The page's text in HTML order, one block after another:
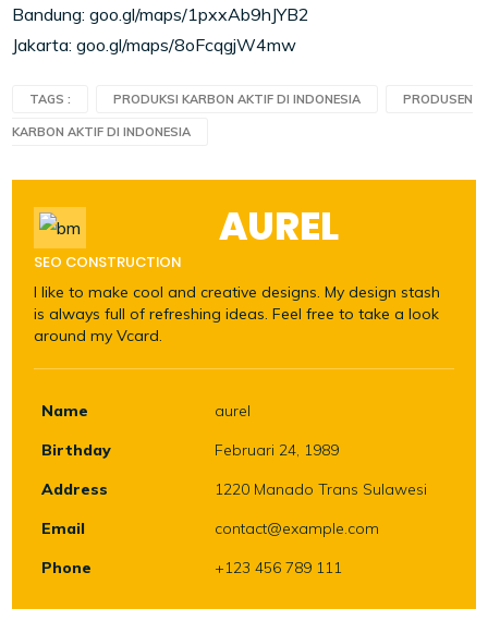
Bandung: goo.gl/maps/1pxxAb9hJYB2
Jakarta: goo.gl/maps/8oFcqgjW4mw
TAGS : PRODUKSI KARBON AKTIF DI INDONESIA PRODUSEN
KARBON AKTIF DI INDONESIA
AUREL
SEO CONSTRUCTION
I like to make cool and creative designs. My design stash
is always full of refreshing ideas. Feel free to take a look
around my Vcard.
Name
aurel
Birthday
Februari 24, 1989
Address
1220 Manado Trans Sulawesi
Email
contact@example.com
Phone
+123 456 789 111